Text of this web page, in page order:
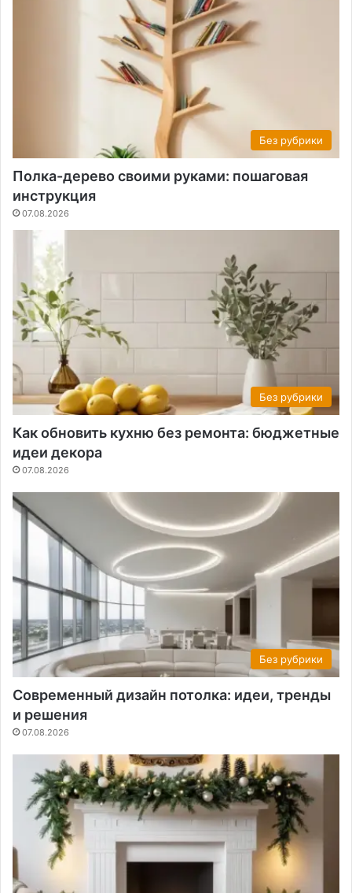
Без рубрики
Полка-дерево своими руками: пошаговая
инструкция
07.08.2026
Без рубрики
Как обновить кухню без ремонта: бюджетные
идеи декора
07.08.2026
Без рубрики
Современный дизайн потолка: идеи, тренды
и решения
07.08.2026